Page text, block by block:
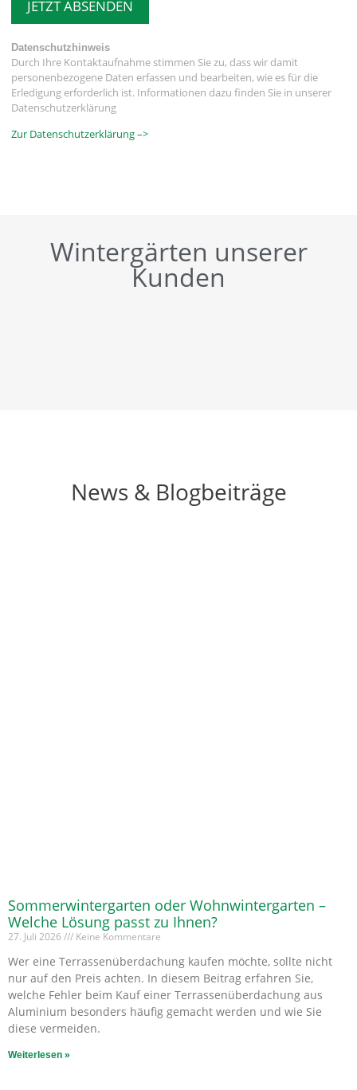
JETZT ABSENDEN
Datenschutzhinweis
Durch Ihre Kontaktaufnahme stimmen Sie zu, dass wir damit
personenbezogene Daten erfassen und bearbeiten, wie es für die
Erledigung erforderlich ist. Informationen dazu finden Sie in unserer
Datenschutzerklärung
Zur Datenschutzerklärung –>
Wintergärten unserer
Kunden
News & Blogbeiträge
Sommerwintergarten oder Wohnwintergarten –
Welche Lösung passt zu Ihnen?
27. Juli 2026 Keine Kommentare
Wer eine Terrassenüberdachung kaufen möchte, sollte nicht
nur auf den Preis achten. In diesem Beitrag erfahren Sie,
welche Fehler beim Kauf einer Terrassenüberdachung aus
Aluminium besonders häufig gemacht werden und wie Sie
diese vermeiden.
Weiterlesen »